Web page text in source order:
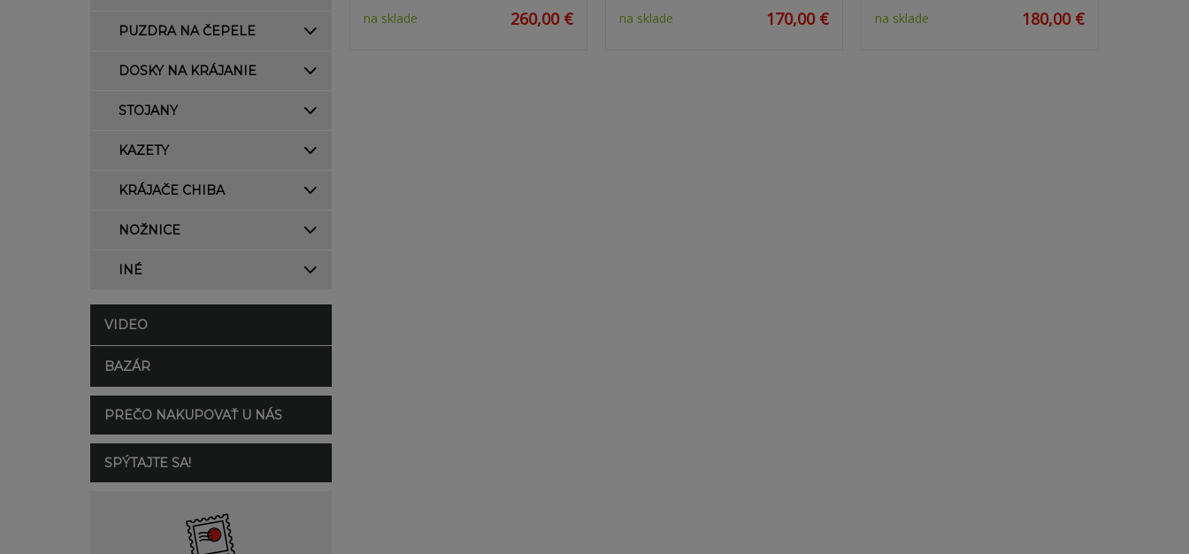
PUZDRA NA ČEPELE
DOSKY NA KRÁJANIE
STOJANY
KAZETY
KRÁJAČE CHIBA
NOŽNICE
INÉ
VIDEO
BAZÁR
PREČO NAKUPOVAŤ U NÁS
SPÝTAJTE SA!
na sklade 260,00 € na sklade 170,00 € na sklade 180,00 €